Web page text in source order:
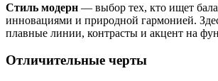
Стиль модерн — выбор тех, кто ищет
инновациями и природной гармонией.
плавные линии, контрасты и акцент на
Отличительные черты